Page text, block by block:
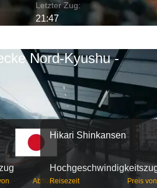
Letzter Zug:
21:47
Nord-Kyushu -
Abflüge
Hikari Shinkansen
Reisezeit Preis von